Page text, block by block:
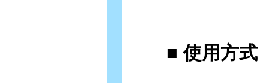
■ 使用方式